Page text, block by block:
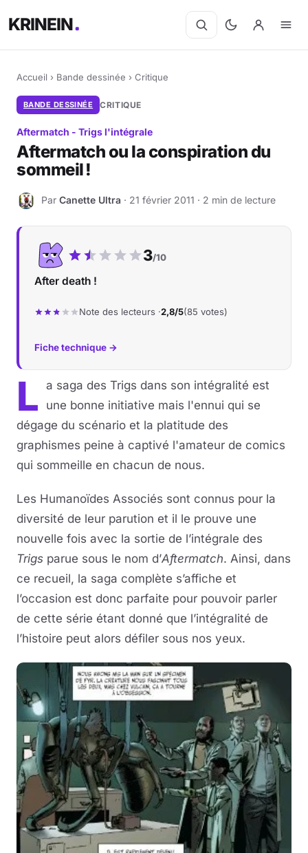
KRINEIN
Accueil › Bande dessinée › Critique
BANDE DESSINÉE CRITIQUE
Aftermatch - Trigs l'intégrale
Aftermatch ou la conspiration du
sommeil !
C Par Canette Ultra · 21 février 2011 · 2 min de lecture
Notre note :
3/10
After death !
Note des lecteurs ·2,8/5(85 votes)
Fiche technique →
L a saga des Trigs dans son intégralité est
une bonne initiative mais l'ennui qui se
dégage du scénario et la platitude des
graphismes peine à captivé l'amateur de comics
qui sommeille en chacun de nous.
Les Humanoïdes Associés sont connus pour la
diversité de leur parution et il le prouve une
nouvelle fois avec la sortie de l’intégrale des
Trigs parue sous le nom d’Aftermatch. Ainsi, dans
ce recueil, la saga complète s’affiche et
l’occasion est donc parfaite pour pouvoir parler
de cette série étant donné que l’intégralité de
l’histoire peut alors défiler sous nos yeux.